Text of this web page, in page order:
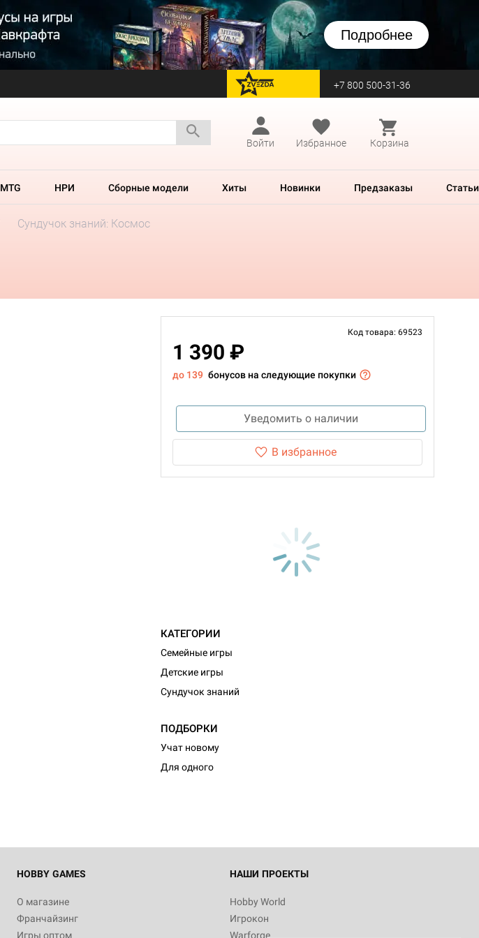
Подробнее
перейти на Zvezda +7 800 500-31-36
Войти
Избранное Корзина
MTG НРИ Сборные модели Хиты Новинки Предзаказы Статьи
Сундучок знаний: Космос
Код товара: 69523
1 390 ₽
до 139 бонусов на следующие покупки
Уведомить о наличии
В избранное
КАТЕГОРИИ
Семейные игры
Детские игры
Сундучок знаний
ПОДБОРКИ
Учат новому
Для одного
HOBBY GAMES
О магазине
Франчайзинг
Игры оптом
НАШИ ПРОЕКТЫ
Hobby World
Игрокон
Warforge
Настольная игра Hobby World Монстры
Белая смерть
12 990
Настольная игра Hobby World Берсерк.